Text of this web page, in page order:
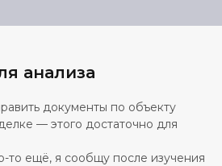
анализа
документы по объекту
— этого достаточно для
то ещё, я сообщу после изучения